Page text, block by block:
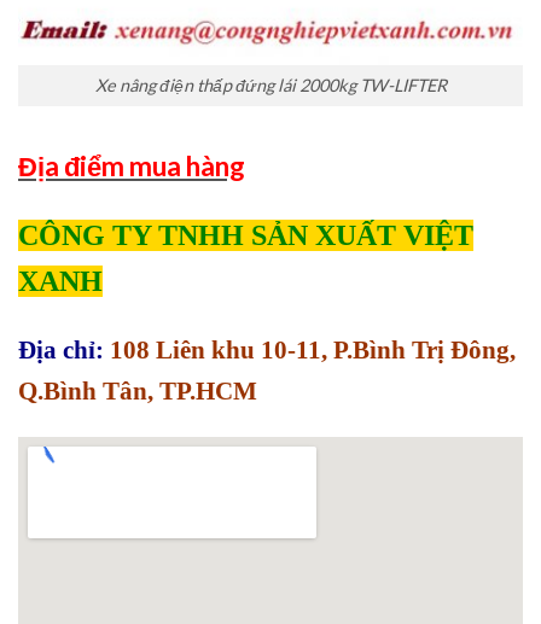
Xe nâng điện thấp đứng lái 2000kg TW-LIFTER
Địa điểm mua hàng
CÔNG TY TNHH SẢN XUẤT VIỆT
XANH
Địa chỉ: 108 Liên khu 10-11, P.Bình Trị Đông,
Q.Bình Tân, TP.HCM